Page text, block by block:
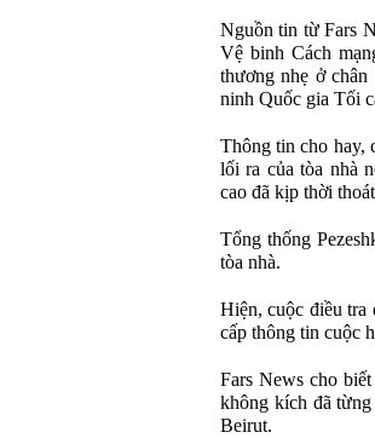
Nguồn tin từ Fars
Vệ binh Cách
thương nhẹ ở
ninh Quốc gia Tối
Thông tin cho hay,
lối ra của tòa nhà
cao đã kịp thời
Tổng thống
tòa nhà.
Hiện, cuộc điều tra
cấp thông tin cuộc
Fars News cho
không kích đã
Beirut.